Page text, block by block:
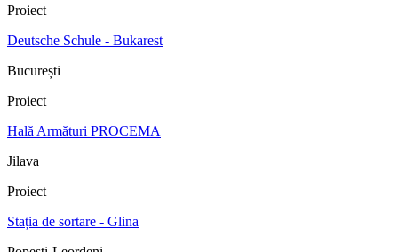
Proiect
Deutsche Schule - Bukarest
București
Proiect
Hală Armături PROCEMA
Jilava
Proiect
Stația de sortare - Glina